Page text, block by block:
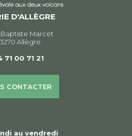
D'ALLÈGRE
Marcet
Allègre
71 00 71 21
CONTACTER
au vendredi